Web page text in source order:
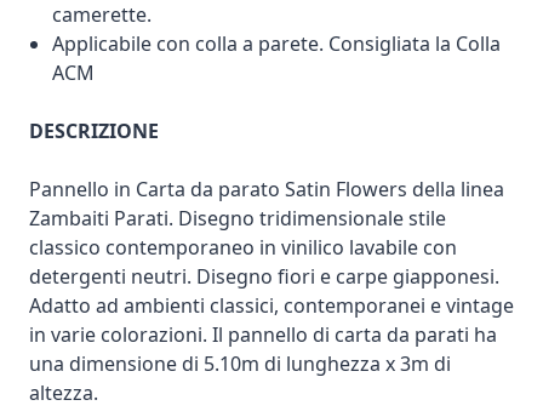
camerette.
Applicabile con colla a parete. Consigliata la Colla
ACM
DESCRIZIONE
Pannello in Carta da parato Satin Flowers della linea
Zambaiti Parati. Disegno tridimensionale stile
classico contemporaneo in vinilico lavabile con
detergenti neutri. Disegno fiori e carpe giapponesi.
Adatto ad ambienti classici, contemporanei e vintage
in varie colorazioni. Il pannello di carta da parati ha
una dimensione di 5.10m di lunghezza x 3m di
altezza.